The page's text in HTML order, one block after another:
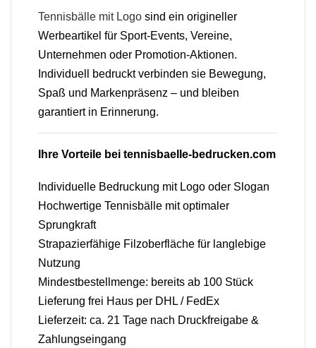
Tennisbälle mit Logo sind ein origineller
Werbeartikel für Sport-Events, Vereine,
Unternehmen oder Promotion-Aktionen.
Individuell bedruckt verbinden sie Bewegung,
Spaß und Markenpräsenz – und bleiben
garantiert in Erinnerung.
Ihre Vorteile bei tennisbaelle-bedrucken.com
Individuelle Bedruckung mit Logo oder Slogan
Hochwertige Tennisbälle mit optimaler
Sprungkraft
Strapazierfähige Filzoberfläche für langlebige
Nutzung
Mindestbestellmenge: bereits ab 100 Stück
Lieferung frei Haus per DHL / FedEx
Lieferzeit: ca. 21 Tage nach Druckfreigabe &
Zahlungseingang